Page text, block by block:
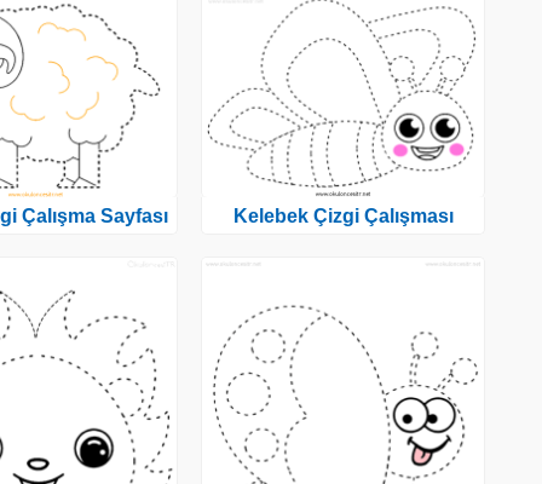
Çalışma Sayfası Kelebek Çizgi Çalışması